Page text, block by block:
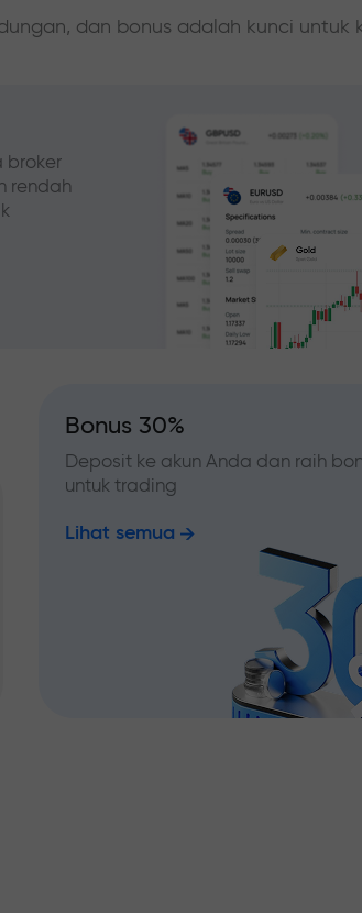
dan bonus adalah kunci untuk
broker
rendah
Bonus 30%
Deposit ke akun Anda dan raih
untuk trading
Lihat semua